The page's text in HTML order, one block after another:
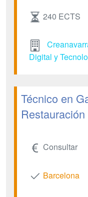
240 ECTS
Digital y
Técnico en
Restauración
Consultar
Barcelona